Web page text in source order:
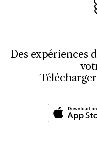
Des expériences